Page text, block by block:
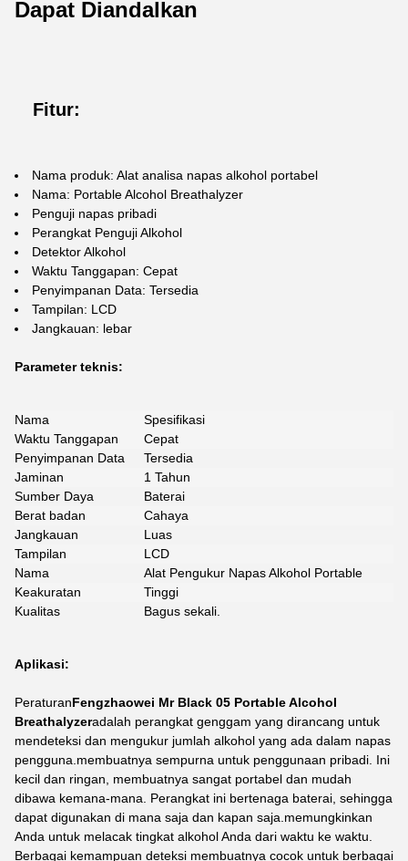
Dapat Diandalkan
Fitur:
Nama produk: Alat analisa napas alkohol portabel
Nama: Portable Alcohol Breathalyzer
Penguji napas pribadi
Perangkat Penguji Alkohol
Detektor Alkohol
Waktu Tanggapan: Cepat
Penyimpanan Data: Tersedia
Tampilan: LCD
Jangkauan: lebar
Parameter teknis:
Nama
Spesifikasi
Waktu Tanggapan
Cepat
Penyimpanan Data
Tersedia
Jaminan
1 Tahun
Sumber Daya
Baterai
Berat badan
Cahaya
Jangkauan
Luas
Tampilan
LCD
Nama
Alat Pengukur Napas Alkohol Portable
Keakuratan
Tinggi
Kualitas
Bagus sekali.
Aplikasi:
PeraturanFengzhaowei Mr Black 05 Portable Alcohol
Breathalyzeradalah perangkat genggam yang dirancang untuk
mendeteksi dan mengukur jumlah alkohol yang ada dalam napas
pengguna.membuatnya sempurna untuk penggunaan pribadi. Ini
kecil dan ringan, membuatnya sangat portabel dan mudah
dibawa kemana-mana. Perangkat ini bertenaga baterai, sehingga
dapat digunakan di mana saja dan kapan saja.memungkinkan
Anda untuk melacak tingkat alkohol Anda dari waktu ke waktu.
Berbagai kemampuan deteksi membuatnya cocok untuk berbagai